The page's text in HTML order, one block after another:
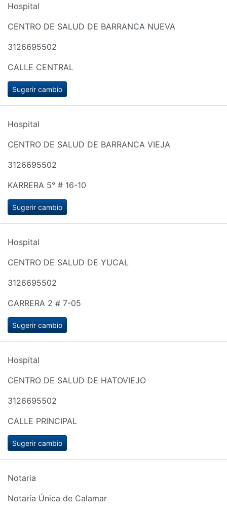
Hospital
CENTRO DE SALUD DE BARRANCA NUEVA
3126695502
CALLE CENTRAL
Sugerir cambio
Hospital
CENTRO DE SALUD DE BARRANCA VIEJA
3126695502
KARRERA 5° # 16-10
Sugerir cambio
Hospital
CENTRO DE SALUD DE YUCAL
3126695502
CARRERA 2 # 7-05
Sugerir cambio
Hospital
CENTRO DE SALUD DE HATOVIEJO
3126695502
CALLE PRINCIPAL
Sugerir cambio
Notaria
Notaría Única de Calamar